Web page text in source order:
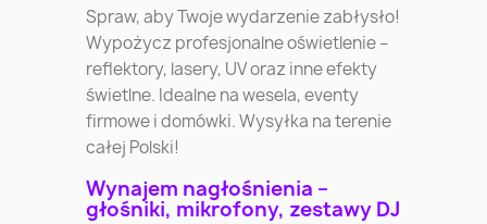
Spraw, aby Twoje wydarzenie zabłysło!
Wypożycz profesjonalne oświetlenie –
reflektory, lasery, UV oraz inne efekty
świetlne. Idealne na wesela, eventy
firmowe i domówki. Wysyłka na terenie
całej Polski!
Wynajem nagłośnienia –
głośniki, mikrofony, zestawy DJ